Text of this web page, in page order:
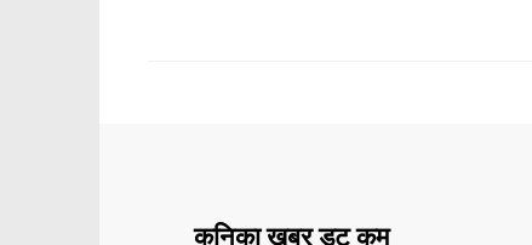
कनिका खबर डट कम